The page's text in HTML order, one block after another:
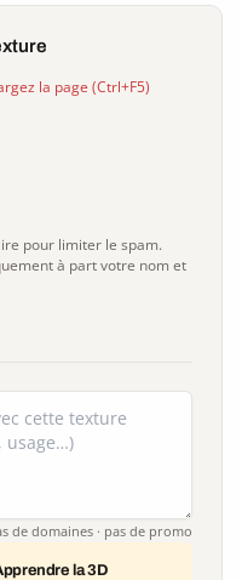
la page (Ctrl+F5)
pour limiter le spam.
à part votre nom et
de domaines · pas de promo
la 3D